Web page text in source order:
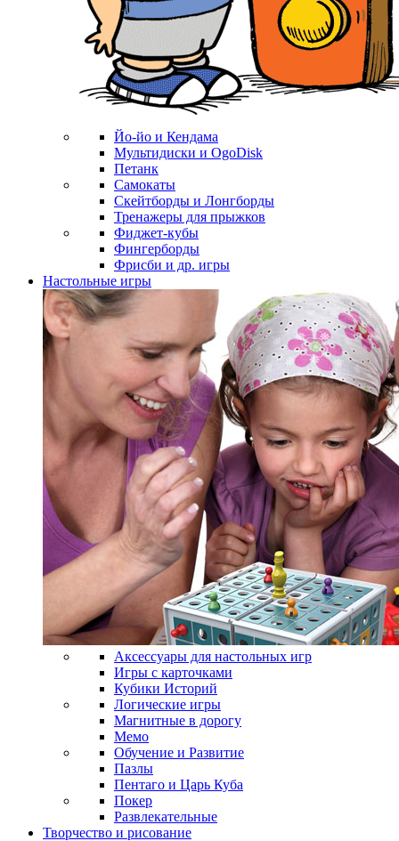
Йо-йо и Кендама
Мультидиски и OgoDisk
Петанк
Самокаты
Скейтборды и Лонгборды
Тренажеры для прыжков
Фиджет-кубы
Фингерборды
Фрисби и др. игры
Настольные игры
Аксессуары для настольных игр
Игры с карточками
Кубики Историй
Логические игры
Магнитные в дорогу
Мемо
Обучение и Развитие
Пазлы
Пентаго и Царь Куба
Покер
Развлекательные
Творчество и рисование